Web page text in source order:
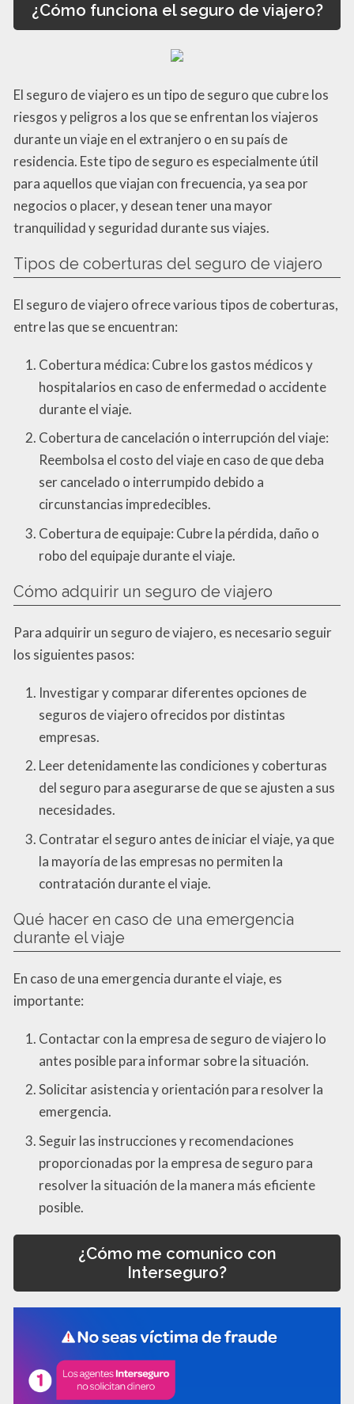
¿Cómo funciona el seguro de viajero?
El seguro de viajero es un tipo de seguro que cubre los
riesgos y peligros a los que se enfrentan los viajeros
durante un viaje en el extranjero o en su país de
residencia. Este tipo de seguro es especialmente útil
para aquellos que viajan con frecuencia, ya sea por
negocios o placer, y desean tener una mayor
tranquilidad y seguridad durante sus viajes.
Tipos de coberturas del seguro de viajero
El seguro de viajero ofrece various tipos de coberturas,
entre las que se encuentran:
Cobertura médica: Cubre los gastos médicos y
hospitalarios en caso de enfermedad o accidente
durante el viaje.
Cobertura de cancelación o interrupción del viaje:
Reembolsa el costo del viaje en caso de que deba
ser cancelado o interrumpido debido a
circunstancias impredecibles.
Cobertura de equipaje: Cubre la pérdida, daño o
robo del equipaje durante el viaje.
Cómo adquirir un seguro de viajero
Para adquirir un seguro de viajero, es necesario seguir
los siguientes pasos:
Investigar y comparar diferentes opciones de
seguros de viajero ofrecidos por distintas
empresas.
Leer detenidamente las condiciones y coberturas
del seguro para asegurarse de que se ajusten a sus
necesidades.
Contratar el seguro antes de iniciar el viaje, ya que
la mayoría de las empresas no permiten la
contratación durante el viaje.
Qué hacer en caso de una emergencia
durante el viaje
En caso de una emergencia durante el viaje, es
importante:
Contactar con la empresa de seguro de viajero lo
antes posible para informar sobre la situación.
Solicitar asistencia y orientación para resolver la
emergencia.
Seguir las instrucciones y recomendaciones
proporcionadas por la empresa de seguro para
resolver la situación de la manera más eficiente
posible.
¿Cómo me comunico con
Interseguro?